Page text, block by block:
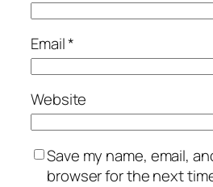
Email*
Website
Save my name, email,
browser for the next